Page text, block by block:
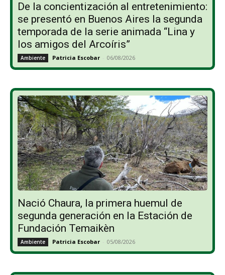
De la concientización al entretenimiento:
se presentó en Buenos Aires la segunda
temporada de la serie animada “Lina y
los amigos del Arcoíris”
Ambiente Patricia Escobar - 06/08/2026
Nació Chaura, la primera huemul de
segunda generación en la Estación de
Fundación Temaikèn
Ambiente Patricia Escobar - 05/08/2026